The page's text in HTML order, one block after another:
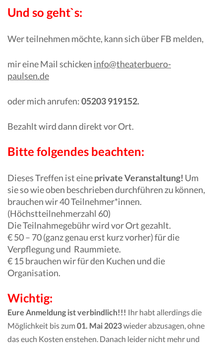
Und so geht`s:
Wer teilnehmen möchte, kann sich über FB melden,
mir eine Mail schicken info@theaterbuero-
paulsen.de
oder mich anrufen:05203 919152.
Bezahlt wird dann direkt vor Ort.
Bitte folgendes beachten:
Dieses Treffen ist eineprivate Veranstaltung! Um
sie so wie oben beschrieben durchführen zu können,
brauchen wir 40 Teilnehmer*innen.
(Höchstteilnehmerzahl 60)
Die Teilnahmegebühr wird vor Ort gezahlt.
€ 50 – 70 (ganz genau erst kurz vorher) für die
Verpflegung und Raummiete.
€ 15 brauchen wir für den Kuchen und die
Organisation.
Wichtig:
Eure Anmeldung ist verbindlich!!! Ihr habt allerdings die
Möglichkeit bis zum01. Mai 2023wieder abzusagen, ohne
das euch Kosten enstehen. Danach leider nicht mehr und